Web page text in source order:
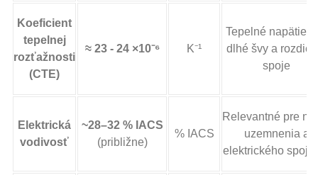
Koeficient
tepelnej
rozťažnosti
(CTE)
≈ 23 - 24 ×10⁻⁶ K⁻¹
Tepelné napätie
dlhé švy a
spoje
Elektrická
vodivosť
~28–32 % IACS
(približne)
% IACS
Relevantné pre
uzemnenia a
elektrického